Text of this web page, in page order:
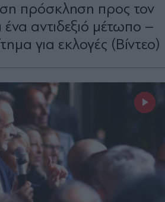
πρόσκληση προς τον
αντιδεξιό μέτωπο –
για εκλογές (Βίντεο)